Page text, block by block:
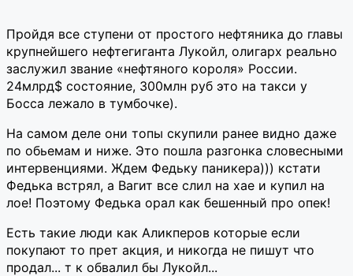
Пройдя все ступени от простого нефтяника до главы
крупнейшего нефтегиганта Лукойл, олигарх реально
заслужил звание «нефтяного короля» России.
24млрд$ состояние, 300млн руб это на такси у
Босса лежало в тумбочке).
На самом деле они топы скупили ранее видно даже
по обьемам и ниже. Это пошла разгонка словесными
интервенциями. Ждем Федьку паникера))) кстати
Федька встрял, а Вагит все слил на хае и купил на
лое! Поэтому Федька орал как бешенный про опек!
Есть такие люди как Аликперов которые если
покупают то прет акция, и никогда не пишут что
продал... т к обвалил бы Лукойл...